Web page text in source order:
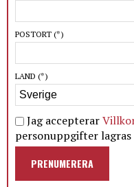
POSTORT (*)
LAND (*)
Jag accepterar
personuppgifter
PRENUMERERA